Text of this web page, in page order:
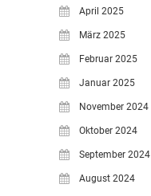
April 2025
März 2025
Februar 2025
Januar 2025
November 2024
Oktober 2024
September 2024
August 2024